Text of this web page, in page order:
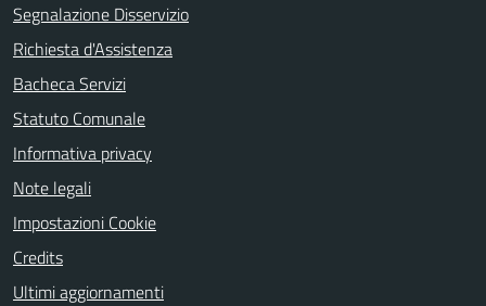
Segnalazione Disservizio
Richiesta d'Assistenza
Bacheca Servizi
Statuto Comunale
Informativa privacy
Note legali
Impostazioni Cookie
Credits
Ultimi aggiornamenti